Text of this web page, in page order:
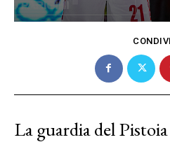
La guardia del